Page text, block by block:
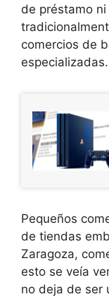
de préstamo
comercios de
especializadas.
Pequeños
de tiendas
Zaragoza,
esto se veía
no deja de ser